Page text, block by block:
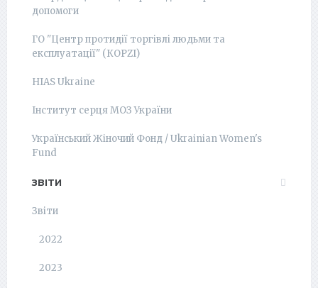
допомоги
ГО "Центр протидії торгівлі людьми та
експлуатації" (КОРZI)
HIAS Ukraine
Інститут серця МОЗ України
Український Жіночий Фонд / Ukrainian Women's
Fund
ЗВІТИ
Звіти
2022
2023